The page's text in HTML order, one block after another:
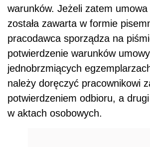
warunków. Jeżeli zatem
została zawarta w formie
pracodawca sporządza na
potwierdzenie warunków
jednobrzmiących
należy doręczyć pracownikowi
potwierdzeniem odbioru, a
w aktach osobowych.